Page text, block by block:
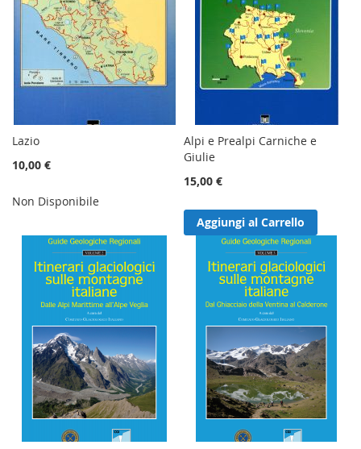
Lazio
10,00 €
Non Disponibile
Alpi e Prealpi Carniche e
Giulie
15,00 €
Aggiungi al Carrello